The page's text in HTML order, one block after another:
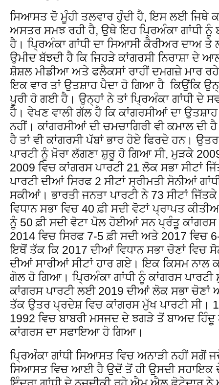
ਸਿਆਸਤ ਦੋ ਮੂੰਹੀ ਤਲਵਾਰ ਹੁੰਦੀ ਹੈ, ਇਸ ਲਈ ਜਿਥੇ
ਅਸਤਰ ਸਮਝ ਰਹੀ ਹੈ, ਉਥੇ ਇਹ ਪ੍ਰਿਅੰਕਾ ਗਾਂਧੀ ਨੂੰ
ਹੈ। ਪ੍ਰਿਅੰਕਾ ਗਾਂਧੀ ਦਾ ਸਿਆਸੀ ਕੈਰੀਅਰ ਦਾਅ
ਉਮੀਦ ਬੱਝਦੀ ਹੈ ਕਿ ਜਿਹੜੇ ਕਾਂਗਰਸੀ ਨਿਰਾਸ਼ਾ ਦੇ
ਸ਼ੋਸ਼ਲ ਮੀਡੀਆ ਅਤੇ ਫਲੈਕਸਾਂ ਰਾਹੀਂ ਦਮਗਜ਼ੇ ਮਾਰ
ਇਕ ਵਾਰ ਤਾਂ ਉਤਸ਼ਾਹ ਪੈਦਾ ਹੋ ਗਿਆ ਹੈ ਕਿਉਂਕਿ
ਪੂਰੀ ਹੋ ਗਈ ਹੈ। ਉਨ੍ਹਾਂ ਨੇ ਤਾਂ ਪ੍ਰਿਅੰਕਾ ਗਾਂਧੀ ਦੇ
ਹੈ। ਵੇਖਣ ਵਾਲੀ ਗੱਲ ਹੈ ਕਿ ਕਾਂਗਰਸੀਆਂ ਦਾ ਉਤਸ਼ਾਹ
ਨਹੀਂ। ਕਾਂਗਰਸੀਆਂ ਦੀ ਚਮਚਾਗਿਰੀ ਵੀ ਕਮਾਲ ਦੀ
ਹੈ ਤਾਂ ਵੀ ਕਾਂਗਰਸੀ ਪੱਬਾਂ ਭਾਰ ਹੋਏ ਫਿਰਦੇ ਹਨ।
ਪਾਰਟੀ ਨੂੰ ਖ਼ੋਰਾ ਲੱਗਣਾ ਸ਼ੁਰੂ ਹੋ ਗਿਆ ਸੀ, ਮੁੜਕੇ
2009 ਵਿਚ ਕਾਂਗਰਸ ਪਾਰਟੀ 21 ਲੋਕ ਸਭਾ ਸੀਟਾਂ
ਪਾਰਟੀ ਦੀਆਂ ਸਿਰਫ 2 ਸੀਟਾਂ ਸ੍ਰੀਮਤੀ ਸੋਨੀਆਂ
ਸਕੀਆਂ। ਭਾਰਤੀ ਜਨਤਾ ਪਾਰਟੀ ਨੇ 73 ਸੀਟਾਂ
ਵਿਧਾਨ ਸਭਾ ਵਿਚ 40 ਫ਼ੀ ਸਦੀ ਵੋਟਾਂ ਪ੍ਰਾਪਤ
ਨੂੰ 50 ਫ਼ੀ ਸਦੀ ਵੋਟਾ ਪੋਲ ਹੋਈਆਂ ਸਨ ਪ੍ਰੰਤੂ ਕਾਂਗਰਸ
2014 ਵਿਚ ਸਿਰਫ 7-5 ਫ਼ੀ ਸਦੀ ਅਤੇ 2017 ਵਿਚ
ਇਥੋਂ ਤੱਕ ਕਿ 2017 ਦੀਆਂ ਵਿਧਾਨ ਸਭਾ ਚੋਣਾਂ
ਦੀਆਂ ਸਾਰੀਆਂ ਸੀਟਾਂ ਹਾਰ ਗਏ। ਇਕ ਕਿਸਮ ਨਾਲ
ਗੋਲ ਹੋ ਗਿਆ। ਪ੍ਰਿਅੰਕਾ ਗਾਂਧੀ ਨੂੰ ਕਾਂਗਰਸ ਪਾਰਟੀ
ਕਾਂਗਰਸ ਪਾਰਟੀ ਲਈ 2019 ਦੀਆਂ ਲੋਕ ਸਭਾ ਚੋਣਾਂ
ਤੱਕ ਉਤਰ ਪ੍ਰਦੇਸ਼ ਵਿਚ ਕਾਂਗਰਸ ਮੁੱਖ ਪਾਰਟੀ ਸੀ।
1992 ਵਿਚ ਬਾਬਰੀ ਮਸਜਦ ਦੇ ਝਗੜੇ ਤੋਂ ਬਾਅਦ
ਕਾਂਗਰਸ ਦਾ ਸਫਾਇਆ ਹੋ ਗਿਆ।
ਪ੍ਰਿਅੰਕਾ ਗਾਂਧੀ ਸਿਆਸਤ ਵਿਚ ਅਨਾੜੀ ਨਹੀਂ ਸਗੋਂ
ਸਿਆਸਤ ਵਿਚ ਆਈ ਹੈ ਉਦੋਂ ਤੋਂ ਹੀ ਉਸਦੀ ਸਹਾਇਕ